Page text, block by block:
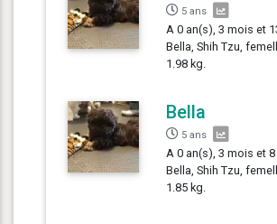
5 ans
A 0 an(s), 3 mois et
Bella, Shih Tzu,
1.98 kg.
Bella
5 ans
A 0 an(s), 3 mois et 8
Bella, Shih Tzu,
1.85 kg.